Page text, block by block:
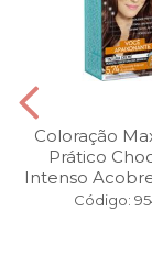
Coloração
Prático
Intenso
Código: